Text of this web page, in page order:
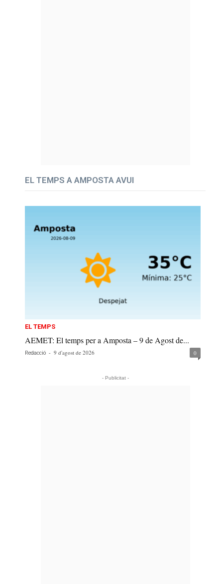
EL TEMPS A AMPOSTA AVUI
EL TEMPS
AEMET: El temps per a Amposta – 9 de Agost de...
Redacció - 9 d'agost de 2026 0
- Publicitat -